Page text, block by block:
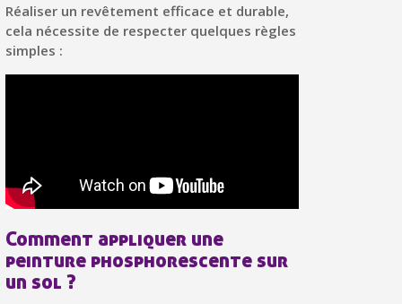
Inscription à la newsletter : 5€ de réduction
Réaliser un revêtement efficace et durable,
cela nécessite de respecter quelques règles
simples :
Comment appliquer une
peinture phosphorescente sur
un sol ?